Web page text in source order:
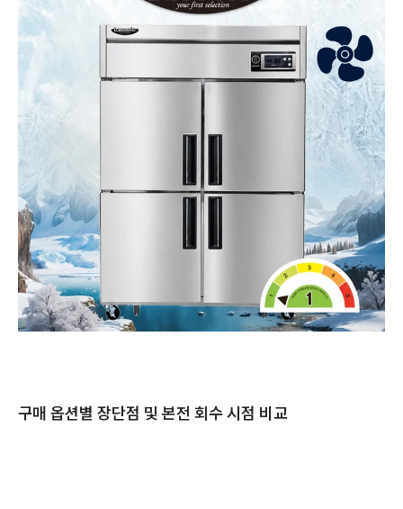
구매 옵션별 장단점 및 본전 회수 시점 비교